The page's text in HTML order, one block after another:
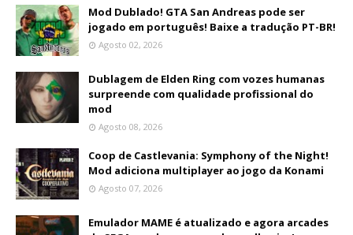
Mod Dublado! GTA San Andreas pode ser
jogado em português! Baixe a tradução PT-BR!
Agosto 02, 2026
Dublagem de Elden Ring com vozes humanas
surpreende com qualidade profissional do
mod
Agosto 08, 2026
Coop de Castlevania: Symphony of the Night!
Mod adiciona multiplayer ao jogo da Konami
Agosto 07, 2026
Emulador MAME é atualizado e agora arcades